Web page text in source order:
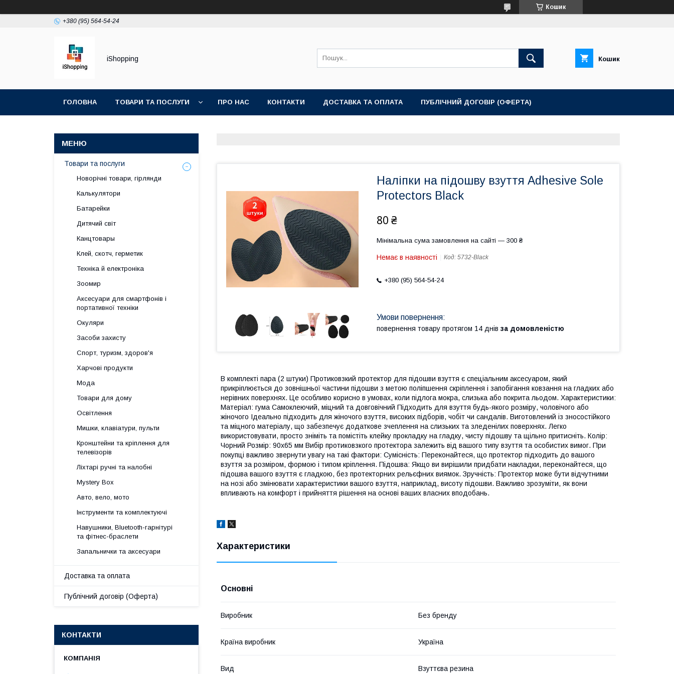
Кошик
+380 (95) 564-54-24
iShopping Кошик
ГОЛОВНА ТОВАРИ ТА ПОСЛУГИ ПРО НАС КОНТАКТИ ДОСТАВКА ТА ОПЛАТА ПУБЛІЧНИЙ ДОГОВІР (ОФЕРТА)
Наліпки на підошву взуття Adhesive Sole
Protectors Black
80 ₴
Мінімальна сума замовлення на сайті — 300 ₴
Немає в наявності Код: 5732-Black
+380 (95) 564-54-24
повернення товару протягом 14 днів за домовленістю
В комплекті пара (2 штуки) Протиковзкий протектор для підошви взуття є спеціальним аксесуаром, який
прикріплюється до зовнішньої частини підошви з метою поліпшення скріплення і запобігання ковзання на гладких або
нерівних поверхнях. Це особливо корисно в умовах, коли підлога мокра, слизька або покрита льодом. Характеристики:
Матеріал: гума Самоклеючий, міцний та довговічний Підходить для взуття будь-якого розміру, чоловічого або
жіночого Ідеально підходить для жіночого взуття, високих підборів, чобіт чи сандалів. Виготовлений із зносостійкого
та міцного матеріалу, що забезпечує додаткове зчеплення на слизьких та зледенілих поверхнях. Легко
використовувати, просто зніміть та помістіть клейку прокладку на гладку, чисту підошву та щільно притисніть. Колір:
Чорний Розмір: 90х65 мм Вибір протиковзкого протектора залежить від вашого типу взуття та особистих вимог. При
покупці важливо звернути увагу на такі фактори: Сумісність: Переконайтеся, що протектор підходить до вашого
взуття за розміром, формою і типом кріплення. Підошва: Якщо ви вирішили придбати накладки, переконайтеся, що
підошва вашого взуття є гладкою, без протекторних рельєфних виямок. Зручність: Протектор може бути відчутними
на нозі або змінювати характеристики вашого взуття, наприклад, висоту підошви. Важливо зрозуміти, як вони
впливають на комфорт і прийняття рішення на основі ваших власних вподобань.
Характеристики
Основні
Виробник Без бренду
Країна виробник Україна
Вид Взуттєва резина
Товари та послуги
Новорічні товари, гірлянди
Калькулятори
Батарейки
Дитячий світ
Канцтовары
Клей, скотч, герметик
Техніка й електроніка
Зоомир
Аксесуари для смартфонів і
портативної техніки
Окуляри
Засоби захисту
Спорт, туризм, здоров'я
Харчові продукти
Мода
Товари для дому
Освітлення
Мишки, клавіатури, пульти
Кронштейни та кріплення для
телевізорів
Ліхтарі ручні та налобні
Mystery Box
Авто, вело, мото
Інструменти та комплектуючі
Навушники, Bluetooth-гарнітурі
та фітнес-браслети
Запальнички та аксесуари
Доставка та оплата
Публічний договір (Оферта)
КОНТАКТИ